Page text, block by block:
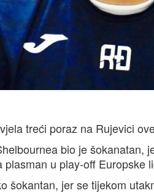
treći poraz na Rujevici
bio je šokanatan,
u play-off Europske
šokantan, jer se tijekom